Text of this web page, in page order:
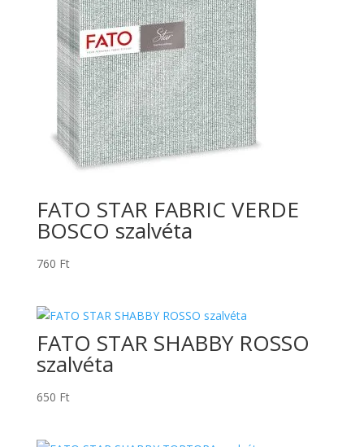
FATO STAR FABRIC VERDE
BOSCO szalvéta
760 Ft
FATO STAR SHABBY ROSSO
szalvéta
650 Ft